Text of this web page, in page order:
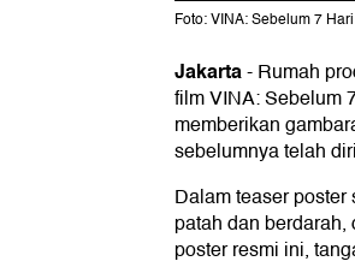
Foto: VINA: Sebelum 7 Hari
Jakarta-Rumah
film VINA: Sebelum
memberikan
sebelumnya telah
Dalam teaser
patah dan
poster resmi ini,